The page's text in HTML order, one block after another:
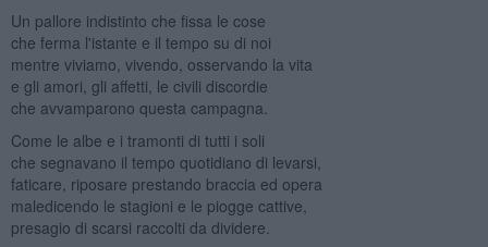
Un pallore indistinto che fissa le cose
che ferma l'istante e il tempo su di noi
mentre viviamo, vivendo, osservando la vita
e gli amori, gli affetti, le civili discordie
che avvamparono questa campagna.
Come le albe e i tramonti di tutti i soli
che segnavano il tempo quotidiano di levarsi,
faticare, riposare prestando braccia ed opera
maledicendo le stagioni e le piogge cattive,
presagio di scarsi raccolti da dividere.